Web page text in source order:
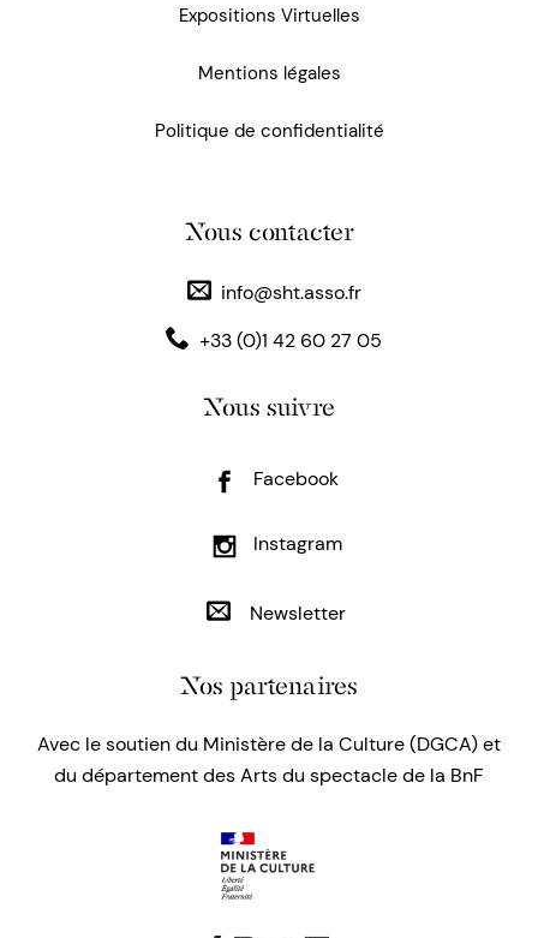
Expositions Virtuelles
Mentions légales
Politique de confidentialité
Nous contacter
info@sht.asso.fr
+33 (0)1 42 60 27 05
Nous suivre
Facebook
Instagram
Newsletter
Nos partenaires
Avec le soutien du Ministère de la Culture (DGCA) et
du département des Arts du spectacle de la BnF